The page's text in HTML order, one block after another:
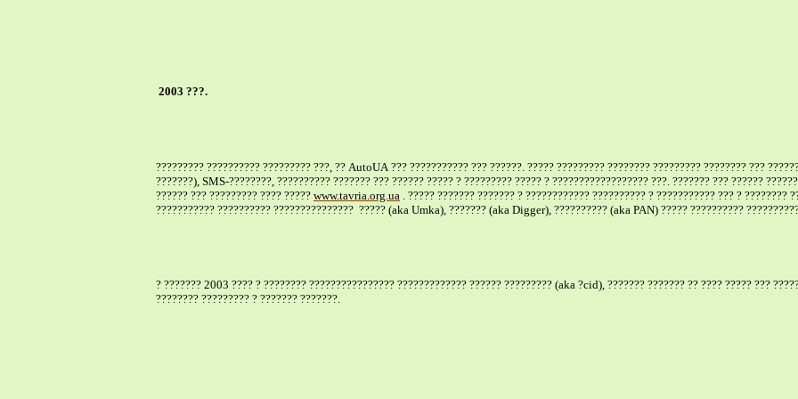
2003 ???.
????????? ?????????? ????????? ???, ?? AutoUA ??? ??????????? ??? ??????. ????? ????????? ???????? ????????? ???????? ???
???????), SMS-????????, ?????????? ??????? ??? ?????? ????? ? ????????? ????? ? ?????????????????? ???. ??????? ??? ??????
?????? ??? ????????? ???? ????? www.tavria.org.ua . ????? ??????? ??????? ? ???????????? ?????????? ? ??????????? ??? ? ????????
??????????? ?????????? ??????????????? ????? (aka Umka), ??????? (aka Digger), ?????????? (aka PAN) ????? ??????????
? ??????? 2003 ???? ? ???????? ???????????????? ????????????? ?????? ????????? (aka ?cid), ??????? ??????? ?? ???? ????? ???
???????? ????????? ? ??????? ???????.